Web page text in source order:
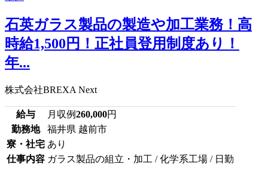
石英ガラス製品の製造や加工業務！高
時給1,500円！正社員登用制度あり！
年...
株式会社BREXA Next
給与 月収例260,000円
勤務地
福井県 越前市
寮・社宅 あり
仕事内容 ガラス製品の組立・加工 / 化学系工場 / 日勤